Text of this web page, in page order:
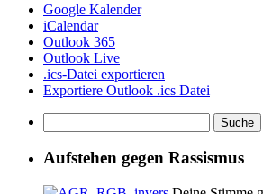
Google Kalender
iCalendar
Outlook 365
Outlook Live
.ics-Datei exportieren
Exportiere Outlook .ics Datei
Aufstehen gegen Rassismus